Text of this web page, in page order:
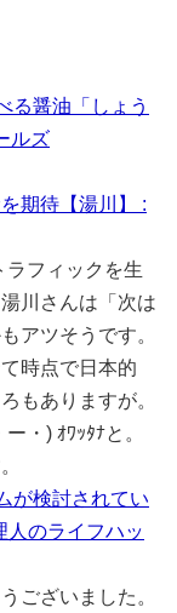
る醤油「しょう
ルズ
期待【湯川】 :
フィックを生
川さんは「次は
アツそうです。
時点で日本的
もありますが。
・) ｵﾜｯﾀﾅと。
が検討されてい
人のライフハッ
ございました。